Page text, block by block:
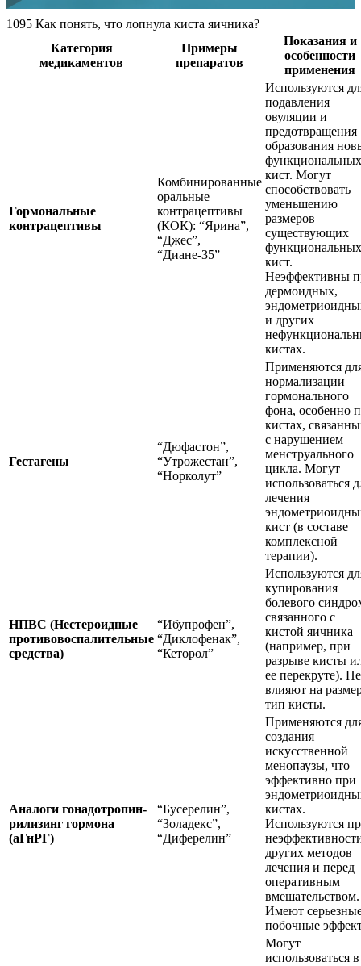
1095 Как понять, что лопнула киста яичника?
Категория
медикаментов
Примеры
препаратов
Показания и
особенности
применения
Гормональные
контрацептивы
Комбинированные
оральные
контрацептивы
(КОК): “Ярина”,
“Джес”,
“Диане-35”
Используются
подавления
овуляции и
предотвращения
образования
функциональных
кист. Могут
способствовать
уменьшению
размеров
существующих
функциональных
кист.
Неэффективны
дермоидных,
и других
кистах.
Гестагены
“Дюфастон”,
“Утрожестан”,
“Норколут”
Применяются
нормализации
гормонального
фона, особенно
кистах,
с нарушением
менструального
цикла. Могут
использоваться
лечения
кист (в составе
комплексной
терапии).
НПВС (Нестероидные
противовоспалительные
средства)
“Ибупрофен”,
“Диклофенак”,
“Кеторол”
Используются
купирования
болевого
связанного с
кистой яичника
(например, при
разрыве кисты
ее перекруте). Не
влияют на
тип кисты.
Аналоги гонадотропин-
рилизинг гормона
(аГнРГ)
“Бусерелин”,
“Золадекс”,
“Диферелин”
Применяются
создания
искусственной
менопаузы, что
эффективно при
кистах.
Используются
других методов
лечения и перед
оперативным
вмешательством.
Имеют
побочные
Могут
использоваться в